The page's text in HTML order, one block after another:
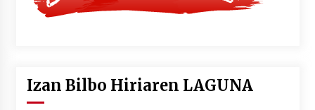
Izan Bilbo Hiriaren LAGUNA